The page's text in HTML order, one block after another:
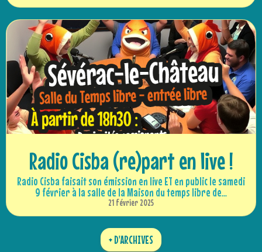
Radio Cisba (re)part en live !
Radio Cisba faisait son émission en live ET en public le samedi
9 février à la salle de la Maison du temps libre de...
21 février 2025
+ D'ARCHIVES